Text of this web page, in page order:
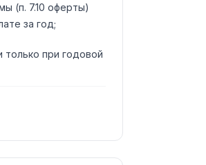
(п. 7.10 оферты)
за год;
только при годовой